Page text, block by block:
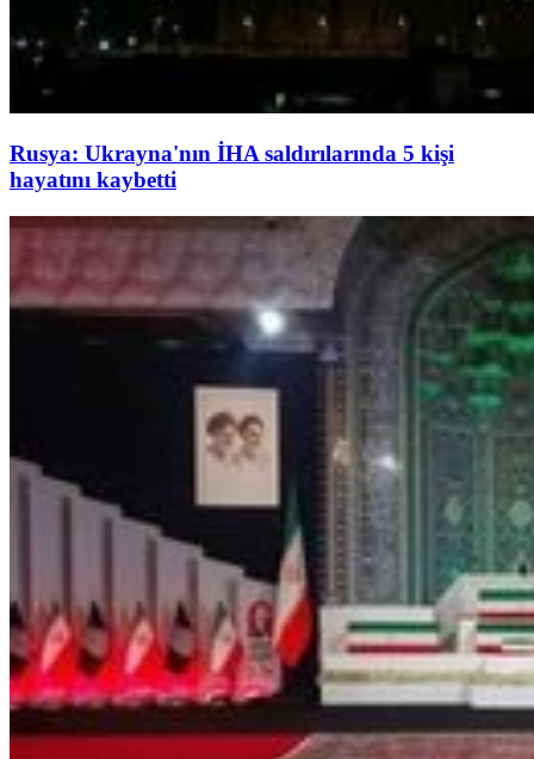
Rusya: Ukrayna'nın İHA saldırılarında 5 kişi
hayatını kaybetti